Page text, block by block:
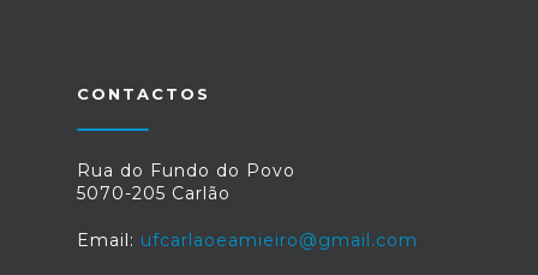
CONTACTOS
Rua do Fundo do Povo
5070-205 Carlão
Email: ufcarlaoeamieiro@gmail.com